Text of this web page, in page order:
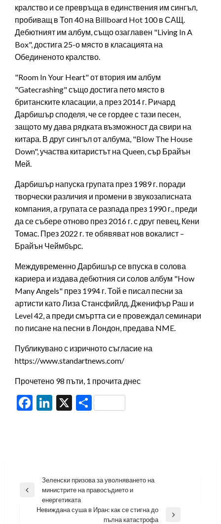
кралство и се превръща в единствения им сингъл,
пробиващ в Топ 40 на Billboard Hot 100 в САЩ.
Дебютният им албум, също озаглавен "Living In A
Box", достига 25-о място в класацията на
Обединеното кралство.
"Room In Your Heart" от втория им албум
"Gatecrashing" също достига пето място в
британските класации, а през 2014 г. Ричард
Дарбишър споделя, че се гордее с тази песен,
защото му дава рядката възможност да свири на
китара. В друг сингъл от албума, "Blow The House
Down", участва китаристът на Queen, сър Брайън
Мей.
Дарбишър напуска групата през 1989 г. поради
творчески различия и промени в звукозаписната
компания, а групата се разпада през 1990 г., преди
да се събере отново през 2016 г. с друг певец, Кени
Томас. През 2022 г. те обявяват нов вокалист –
Брайън Чеймбърс.
Междувременно Дарбишър се впуска в солова
кариера и издава дебютния си солов албум "How
Many Angels" през 1994 г. Той е писал песни за
артисти като Лиза Стансфийлд, Дженифър Раш и
Level 42, а преди смъртта си е провеждал семинари
по писане на песни в Лондон, предава NME.
Публикувано с изричното съгласие на
https://www.standartnews.com/
Прочетено 98 пъти, 1 прочита днес
Facebook
LinkedIn
X Share
Навигация
Previous
Зеленски призова за уволняването на
министрите на правосъдието и
енергетиката
Невиждана суша в Иран: как се стигна до
пълна катастрофа